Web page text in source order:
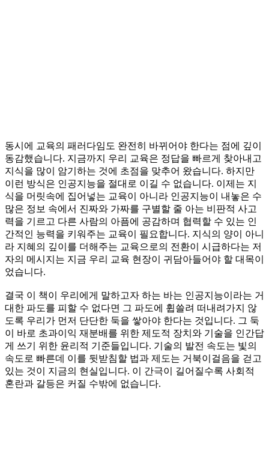
동시에 교육의 패러다임도 완전히 바뀌어야 한다는 점에 깊이
동감했습니다. 지금까지 우리 교육은 정답을 빠르게 찾아내고
지식을 많이 암기하는 것에 초점을 맞추어 왔습니다. 하지만
이런 방식은 인공지능을 절대로 이길 수 없습니다. 이제는 지
식을 머릿속에 집어넣는 교육이 아니라 인공지능이 내놓은 수
많은 정보 속에서 진짜와 가짜를 구별할 줄 아는 비판적 사고
력을 기르고 다른 사람의 아픔에 공감하며 협력할 수 있는 인
간적인 능력을 키워주는 교육이 필요합니다. 지식의 양이 아니
라 지혜의 깊이를 더해주는 교육으로의 전환이 시급하다는 저
자의 메시지는 지금 우리 교육 현장이 귀담아들어야 할 대목이
었습니다.
결국 이 책이 우리에게 말하고자 하는 바는 인공지능이라는 거
대한 파도를 피할 수 없다면 그 파도에 휩쓸려 떠내려가지 않
도록 우리가 먼저 단단한 둑을 쌓아야 한다는 것입니다. 그 둑
이 바로 초과이익 재분배를 위한 제도적 장치와 기술을 인간답
게 쓰기 위한 윤리적 기준들입니다. 기술의 발전 속도는 빛의
속도로 빠른데 이를 뒷받침할 법과 제도는 거북이걸음을 걷고
있는 것이 지금의 현실입니다. 이 간극이 길어질수록 사회적
혼란과 갈등은 커질 수밖에 없습니다.